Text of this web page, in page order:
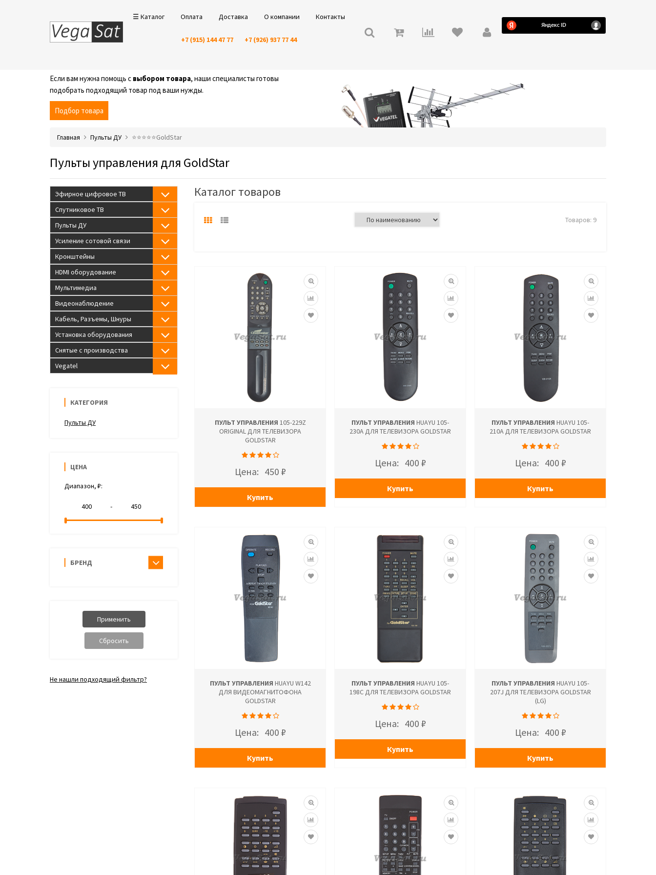
☰ Каталог Оплата Доставка О компании Контакты
+7 (915) 144 47 77 +7 (926) 937 77 44
Если вам нужна помощь с выбором товара, наши специалисты готовы
подобрать подходящий товар под ваши нужды.
Подбор товара
Главная Пульты ДУ ⭐️⭐️⭐️⭐️⭐️GoldStar
Пульты управления для GoldStar
Эфирное цифровое ТВ
Спутниковое ТВ
Пульты ДУ
Усиление сотовой связи
Кронштейны
HDMI оборудование
Мультимедиа
Видеонаблюдение
Кабель, Разъемы, Шнуры
Установка оборудования
Снятые с производства
Vegatel
КАТЕГОРИЯ
Пульты ДУ
ЦЕНА
Диапазон, ₽:
-
БРЕНД
Не нашли подходящий фильтр?
Каталог товаров
Товаров: 9
ПУЛЬТ УПРАВЛЕНИЯ 105-229Z
ORIGINAL ДЛЯ ТЕЛЕВИЗОРА
GOLDSTAR
Цена: 450 ₽
Купить
ПУЛЬТ УПРАВЛЕНИЯ HUAYU 105-
230A ДЛЯ ТЕЛЕВИЗОРА GOLDSTAR
Цена: 400 ₽
Купить
ПУЛЬТ УПРАВЛЕНИЯ HUAYU 105-
210A ДЛЯ ТЕЛЕВИЗОРА GOLDSTAR
Цена: 400 ₽
Купить
ПУЛЬТ УПРАВЛЕНИЯ HUAYU W142
ДЛЯ ВИДЕОМАГНИТОФОНА
GOLDSTAR
Цена: 400 ₽
Купить
ПУЛЬТ УПРАВЛЕНИЯ HUAYU 105-
198C ДЛЯ ТЕЛЕВИЗОРА GOLDSTAR
Цена: 400 ₽
Купить
ПУЛЬТ УПРАВЛЕНИЯ HUAYU 105-
207J ДЛЯ ТЕЛЕВИЗОРА GOLDSTAR
(LG)
Цена: 400 ₽
Купить